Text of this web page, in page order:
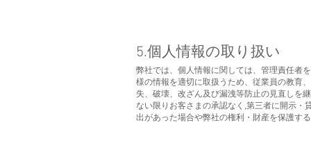
​5.個人情報の取り扱い
弊社では、個人情報に関しては、管理責任者
様の情報を適切に取扱うため、従業員の教育
失、破壊、改ざん及び漏洩等防止の見直しを
ない限りお客さまの承認なく,第三者に開示・
出があった場合や弊社の権利・財産を保護す